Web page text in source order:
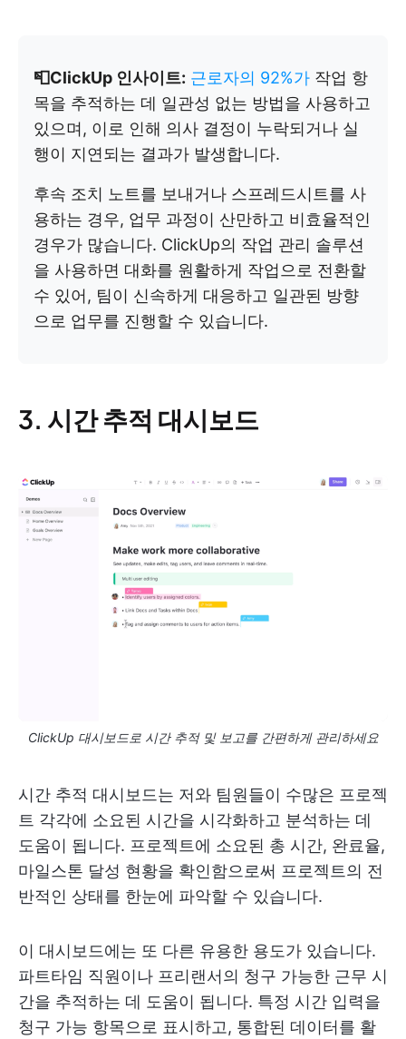
📮ClickUp 인사이트: 근로자의 92%가 작업 항
목을 추적하는 데 일관성 없는 방법을 사용하고
있으며, 이로 인해 의사 결정이 누락되거나 실
행이 지연되는 결과가 발생합니다.
후속 조치 노트를 보내거나 스프레드시트를 사
용하는 경우, 업무 과정이 산만하고 비효율적인
경우가 많습니다. ClickUp의 작업 관리 솔루션
을 사용하면 대화를 원활하게 작업으로 전환할
수 있어, 팀이 신속하게 대응하고 일관된 방향
으로 업무를 진행할 수 있습니다.
3. 시간 추적 대시보드
ClickUp 대시보드로 시간 추적 및 보고를 간편하게 관리하세요
시간 추적 대시보드는 저와 팀원들이 수많은 프로젝
트 각각에 소요된 시간을 시각화하고 분석하는 데
도움이 됩니다. 프로젝트에 소요된 총 시간, 완료율,
마일스톤 달성 현황을 확인함으로써 프로젝트의 전
반적인 상태를 한눈에 파악할 수 있습니다.
이 대시보드에는 또 다른 유용한 용도가 있습니다.
파트타임 직원이나 프리랜서의 청구 가능한 근무 시
간을 추적하는 데 도움이 됩니다. 특정 시간 입력을
청구 가능 항목으로 표시하고, 통합된 데이터를 활